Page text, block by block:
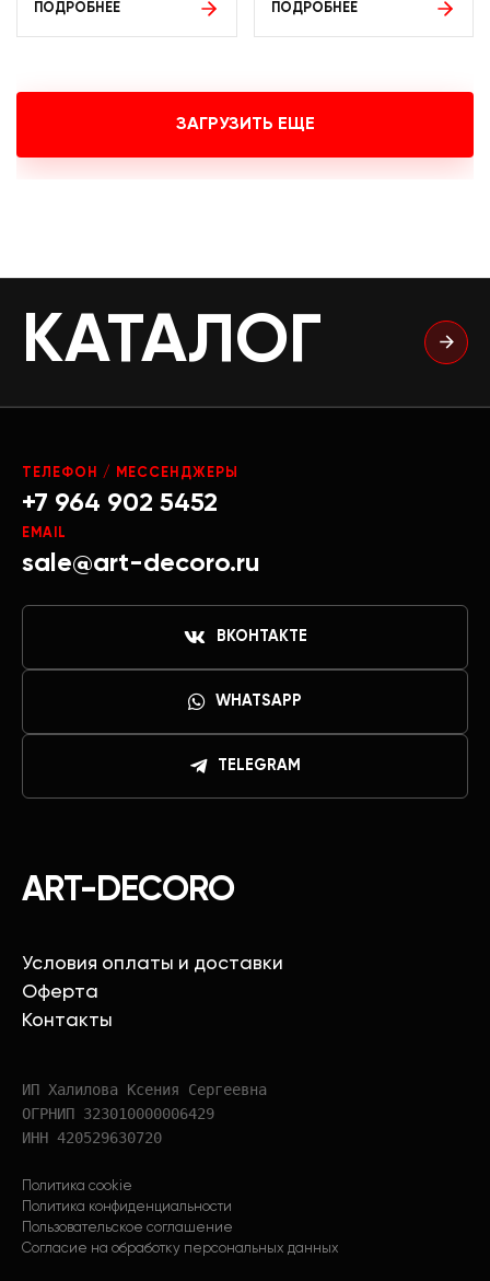
ПОДРОБНЕЕ ПОДРОБНЕЕ
ЗАГРУЗИТЬ ЕЩЕ
КАТАЛОГ
ART-DECORO
Условия оплаты и доставки
Оферта
Контакты
ИП Халилова Ксения Сергеевна
ОГРНИП 323010000006429
ИНН 420529630720
Политика cookie
Политика конфиденциальности
Пользовательское соглашение
Согласие на обработку персональных данных
ТЕЛЕФОН / МЕССЕНДЖЕРЫ
+7 964 902 5452
EMAIL
sale@art-decoro.ru
ВКОНТАКТЕ
WHATSAPP
TELEGRAM